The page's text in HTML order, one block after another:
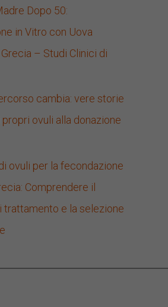
Dopo 50:
in Vitro con Uova
– Studi Clinici di
cambia: vere storie
ovuli alla donazione
ovuli per la fecondazione
Comprendere il
trattamento e la selezione